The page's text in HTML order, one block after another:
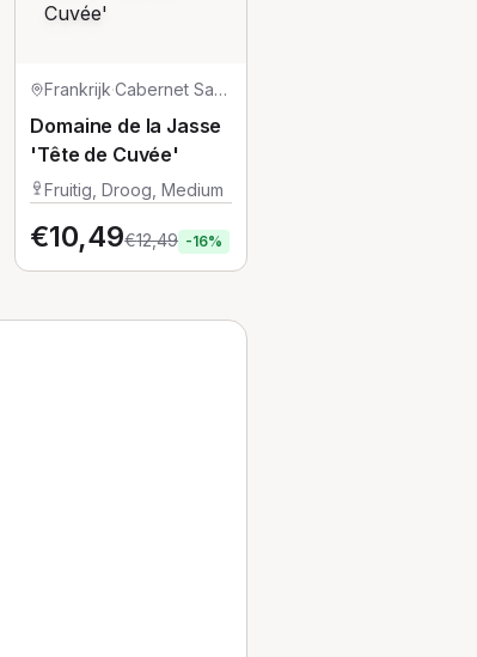
Frankrijk· Cabernet Sauvignon
Domaine de la Jasse
'Tête de Cuvée'
Fruitig, Droog, Medium
€10,49€12,49 -16%